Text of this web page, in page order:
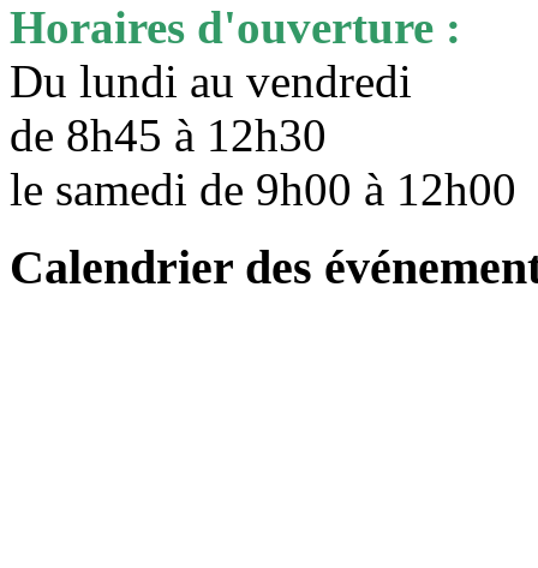
Horaires d'ouverture :
Du lundi au vendredi
de 8h45 à 12h30
le samedi de 9h00 à
Calendrier des